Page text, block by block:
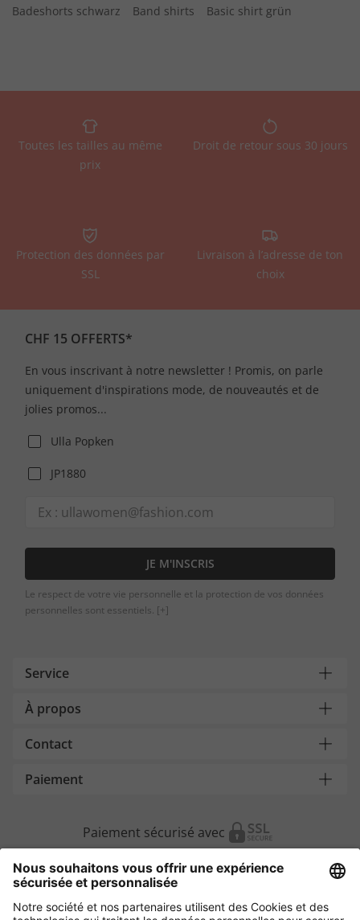
Badeshorts schwarz
Band shirts Basic shirt grün
Toutes les tailles au même
prix
Droit de retour sous 30 jours
Protection des données par
SSL
Livraison à l’adresse de ton
choix
CHF 15 OFFERTS*
En vous inscrivant à notre newsletter ! Promis, on parle
uniquement d'inspirations mode, de nouveautés et de
jolies promos...
Ulla Popken
JP1880
JE M'INSCRIS
Le respect de votre vie personnelle et la protection de vos données
personnelles sont essentiels. [+]
Service
À propos
Contact
Paiement
Paiement sécurisé avec
Autres magasins en ligne